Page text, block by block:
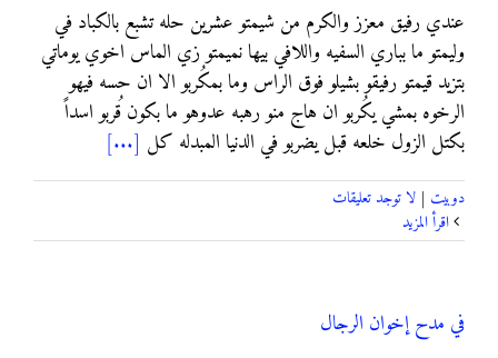
ﻋﻨﺪﻱ ﺭﻓﻴﻖ ﻣﻌﺰﺯ ﻭﺍﻟﻜﺮﻡ ﻣﻦ ﺷﻴﻤﺘﻮ ﻋﺸﺮﻳﻦ ﺣﻠﻪ ﺗﺸﺒﻊ ﺑﺎﻟﻜﺒﺎﺩ ﻓﻲ
ﻭﻟﻴﻤﺘﻮ ﻣﺎ ﺑﺒﺎﺭﻱ ﺍﻟﺴﻔﻴﻪ ﻭﺍﻟﻼ‌ﻓﻲ ﺑﻴﻬﺎ ﻧﻤﻴﻤﺘﻮ ﺯﻱ ﺍﻟﻤﺎﺱ ﺍﺧﻮﻱ ﻳﻮﻣﺎﺗﻲ
ﺑﺘﺰﻳﺪ ﻗﻴﻤﺘﻮ ﺭﻓﻴﻘﻮ ﺑﺸﻴﻠﻮ ﻓﻮﻕ ﺍﻟﺮﺍﺱ ﻭﻣﺎ ﺑﻤﻜُﺮﺑﻮ ﺍﻻ‌ ﺍﻥ ﺣﺴﻪ ﻓﻴﻬﻮ
ﺍﻟﺮﺧﻮﻩ ﺑﻤﺸﻲ ﻳﻜُﺮﺑﻮ ﺍﻥ ﻫﺎﺝ ﻣﻨﻮ ﺭﻫﺒﻪ ﻋﺪﻭﻫﻮ ﻣﺎ ﺑﻜﻮﻥ ﻗُﺮﺑﻮ ﺍﺳﺪﺍً
ﺑﻜﺘﻞ ﺍﻟﺰﻭﻝ ﺧﻠﻌﻪ ﻗﺒﻞ ﻳﻀﺮﺑﻮ ﻓﻲ ﺍﻟﺪﻧﻴﺎ ﺍﻟﻤﺒﺪﻟﻪ ﻛﻞ [...]
دوبيت | لا توجد تعليقات
في مدح إخوان الرجال